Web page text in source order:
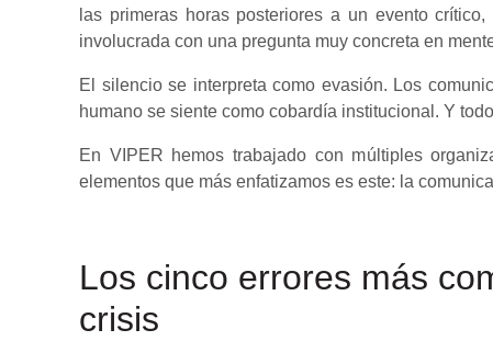
las primeras horas posteriores a un evento
involucrada con una pregunta muy concreta en
El silencio se interpreta como evasión. Los
humano se siente como cobardía institucional. Y
En VIPER hemos trabajado con múltiples
elementos que más enfatizamos es este: la
Los cinco errores más
crisis